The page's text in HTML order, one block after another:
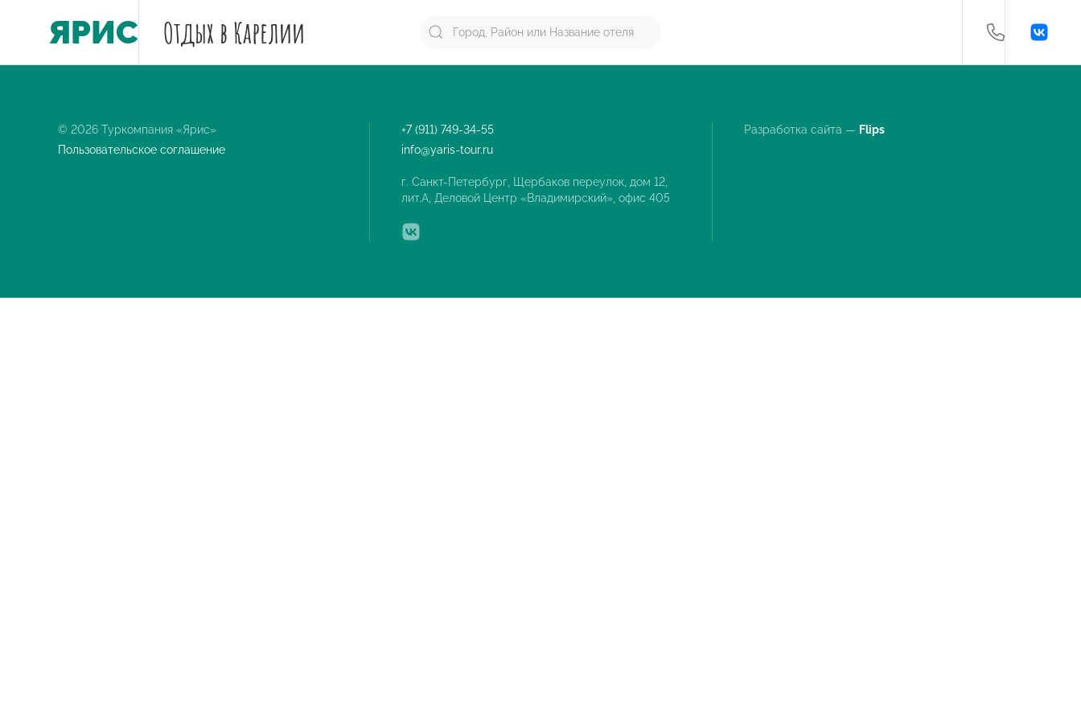
ЯРИС Отдых в Карелии
© 2026 Туркомпания «Ярис»
Пользовательское соглашение
+7 (911) 749-34-55
info@yaris-tour.ru
г. Санкт-Петербург, Щербаков переулок, дом 12,
лит.А, Деловой Центр «Владимирский», офис 405
Разработка сайта — Flips